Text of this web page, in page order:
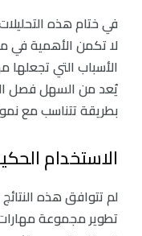
في ختام هذه
لا تكمن الأهمية في
الأسباب التي تجعلها
يُعد من السهل فصل
بطريقة تتناسب مع
الاستخدام
لم تتوافق هذه
تطوير مجموعة